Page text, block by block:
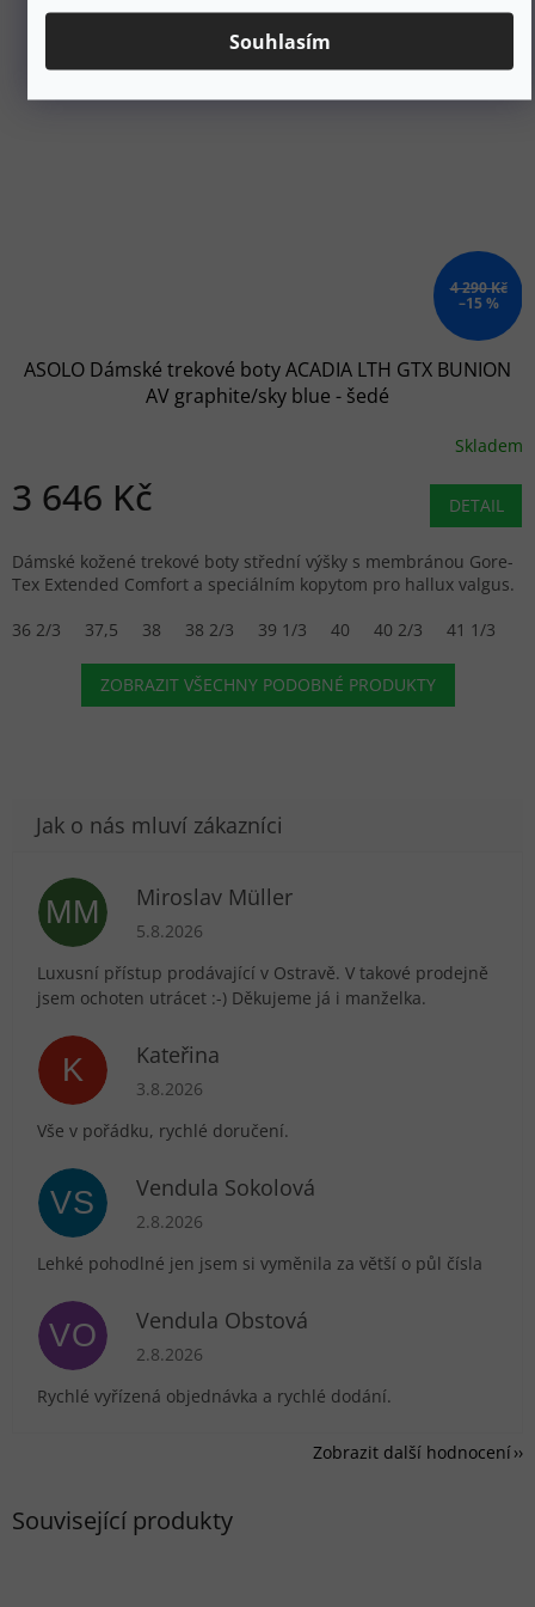
Souhlasím
Související produkty
4 290 Kč
–15 %
ASOLO Dámské trekové boty ACADIA LTH GTX BUNION
AV graphite/sky blue - šedé
Skladem
3 646 Kč DETAIL
Dámské kožené trekové boty střední výšky s membránou Gore-
Tex Extended Comfort a speciálním kopytom pro hallux valgus.
36 2/3
37,5 38 38 2/3 39 1/3 40 40 2/3 41 1/3
ZOBRAZIT VŠECHNY PODOBNÉ PRODUKTY
MM Miroslav Müller
Hodnocení obchodu je 5 z 5 hvězdiček.
5.8.2026
Luxusní přístup prodávající v Ostravě. V takové prodejně
jsem ochoten utrácet :-) Děkujeme já i manželka.
K Kateřina
Hodnocení obchodu je 5 z 5 hvězdiček.
3.8.2026
Vše v pořádku, rychlé doručení.
VS Vendula Sokolová
Hodnocení obchodu je 5 z 5 hvězdiček.
2.8.2026
Lehké pohodlné jen jsem si vyměnila za větší o půl čísla
VO Vendula Obstová
Hodnocení obchodu je 5 z 5 hvězdiček.
2.8.2026
Rychlé vyřízená objednávka a rychlé dodání.
Zobrazit další hodnocení